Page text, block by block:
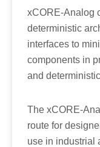
xCORE-Analog
deterministic
interfaces to
components in
and
The xCORE-
route for
use in industrial